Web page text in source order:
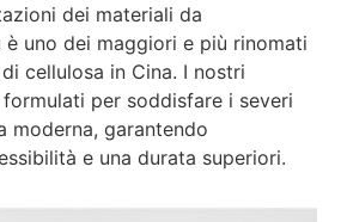
dei materiali da
è uno dei maggiori e più rinomati
cellulosa in Cina. I nostri
per soddisfare i severi
moderna, garantendo
e una durata superiori.